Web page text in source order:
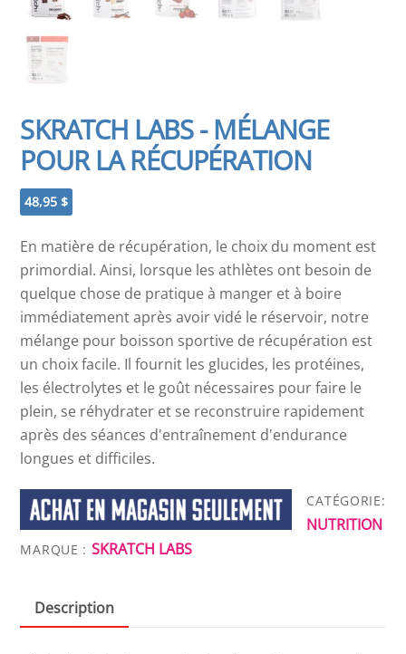
SKRATCH LABS - MÉLANGE
POUR LA RÉCUPÉRATION
48,95 $
En matière de récupération, le choix du moment est
primordial. Ainsi, lorsque les athlètes ont besoin de
quelque chose de pratique à manger et à boire
immédiatement après avoir vidé le réservoir, notre
mélange pour boisson sportive de récupération est
un choix facile. Il fournit les glucides, les protéines,
les électrolytes et le goût nécessaires pour faire le
plein, se réhydrater et se reconstruire rapidement
après des séances d'entraînement d'endurance
longues et difficiles.
CATÉGORIE:
NUTRITION
MARQUE : SKRATCH LABS
Description